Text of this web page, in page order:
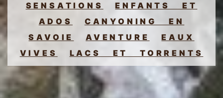
SENSATIONS
ENFANTS ET
ADOS
CANYONING EN
SAVOIE
AVENTURE
EAUX
VIVES
LACS ET TORRENTS